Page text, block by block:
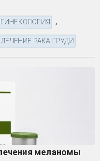
,
ЛЕЧЕНИЕ РАКА ГРУДИ
меланомы